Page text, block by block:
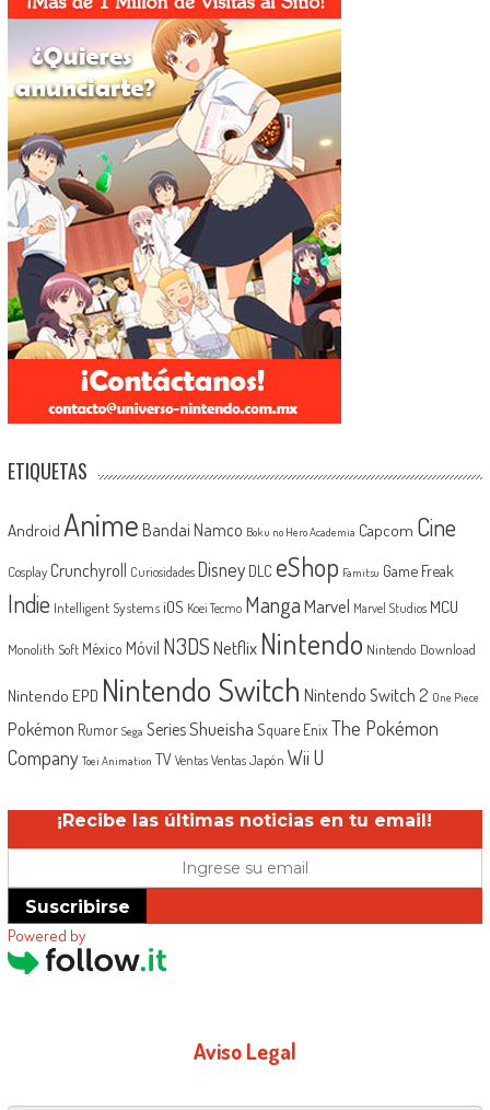
ETIQUETAS
Android Anime Bandai Namco Boku no Hero Academia Capcom Cine
Cosplay Crunchyroll Curiosidades Disney DLC eShop Famitsu Game Freak
Indie Intelligent Systems iOS Koei Tecmo MangaMarvel Marvel Studios MCU
Monolith Soft México Móvil N3DSNetflix Nintendo Nintendo Download
Nintendo EPD Nintendo Switch Nintendo Switch 2 One Piece
Pokémon Rumor Sega SeriesShueisha Square EnixThe Pokémon
Company Toei Animation TV Ventas Ventas Japón Wii U
¡Recibe las últimas noticias en tu email!
Suscribirse
Powered by
Aviso Legal